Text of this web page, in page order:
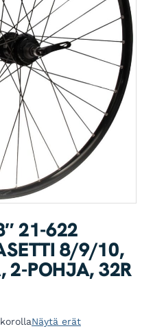
21-622
8/9/10,
2-POHJA, 32R
Näytä erät